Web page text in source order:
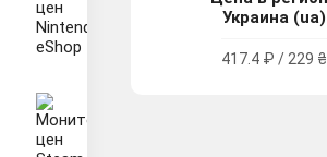
Украина (ua)
417.4 ₽ / 229 ₴